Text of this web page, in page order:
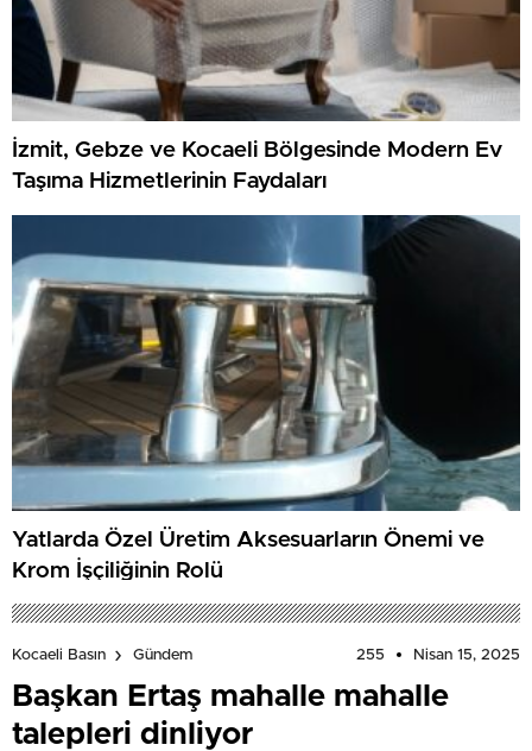
İzmit, Gebze ve Kocaeli Bölgesinde Modern Ev
Taşıma Hizmetlerinin Faydaları
Yatlarda Özel Üretim Aksesuarların Önemi ve
Krom İşçiliğinin Rolü
Kocaeli Basın Gündem 255 Nisan 15, 2025
Başkan Ertaş mahalle mahalle
talepleri dinliyor